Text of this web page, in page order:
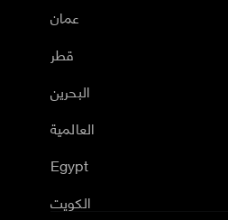
عمان
قطر
البحرين
العالمية
Egypt
الكويت